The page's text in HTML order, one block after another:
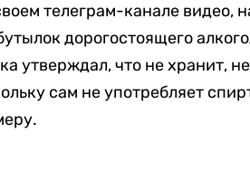
телеграм-канале видео,
дорогостоящего
утверждал, что не хранит,
сам не употребляет